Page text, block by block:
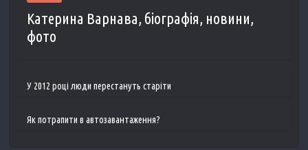
Катерина Варнава, біографія, новини,
фото
У 2012 році люди перестануть старіти
Як потрапити в автозавантаження?